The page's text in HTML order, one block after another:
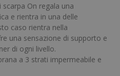
On regala una
e rientra in una delle
caso rientra nella
una sensazione di supporto e
di ogni livello.
a 3 strati impermeabile e